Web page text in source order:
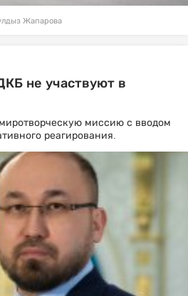
Жапарова
не участвуют в
миссию с вводом
реагирования.